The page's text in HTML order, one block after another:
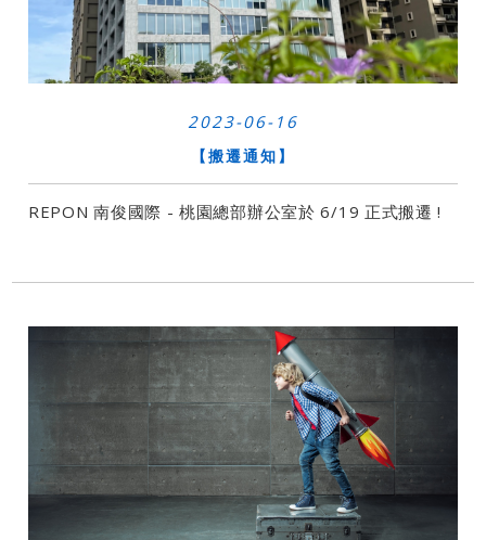
2023-06-16
【搬遷通知】
REPON 南俊國際 - 桃園總部辦公室於 6/19 正式搬遷 !